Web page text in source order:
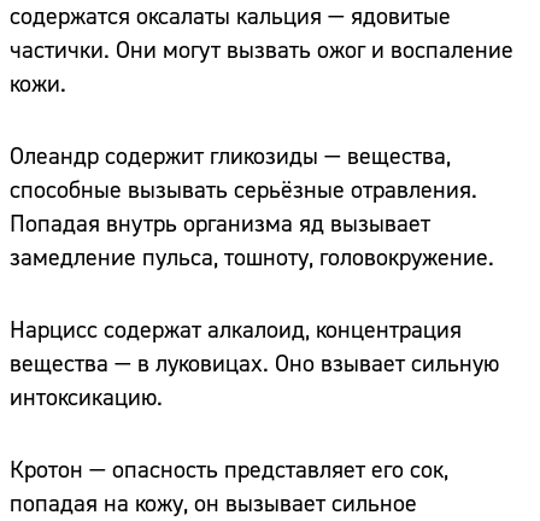
содержатся оксалаты кальция — ядовитые
частички. Они могут вызвать ожог и воспаление
кожи.
Олеандр содержит гликозиды — вещества,
способные вызывать серьёзные отравления.
Попадая внутрь организма яд вызывает
замедление пульса, тошноту, головокружение.
Нарцисс содержат алкалоид, концентрация
вещества — в луковицах. Оно взывает сильную
интоксикацию.
Кротон — опасность представляет его сок,
попадая на кожу, он вызывает сильное